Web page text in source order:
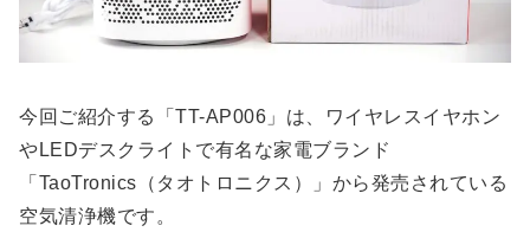
今回ご紹介する「TT-AP006」は、ワイヤレスイヤホン
やLEDデスクライトで有名な家電ブランド
「TaoTronics（タオトロニクス）」から発売されている
空気清浄機です。